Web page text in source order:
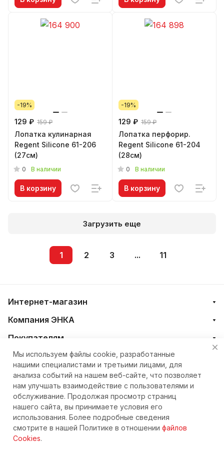
-19%
129 ₽ 159 ₽
Лопатка кулинарная
Regent Silicone 61-206
(27см)
0 В наличии
В корзину
-19%
129 ₽ 159 ₽
Лопатка перфорир.
Regent Silicone 61-204
(28см)
0 В наличии
В корзину
Загрузить еще
1 2 3 ... 11
Интернет-магазин
Компания ЭНКА
Покупателям
+7 (4212) 23-33-33
eshop@nkteh.ru
© 2026 Интернет-магазин ЭНКА техника
Мы используем файлы cookie, разработанные
нашими специалистами и третьими лицами, для
анализа событий на нашем веб-сайте, что позволяет
нам улучшать взаимодействие с пользователями и
обслуживание. Продолжая просмотр страниц
нашего сайта, вы принимаете условия его
использования. Более подробные сведения
смотрите в нашей Политике в отношении файлов
Cookies.